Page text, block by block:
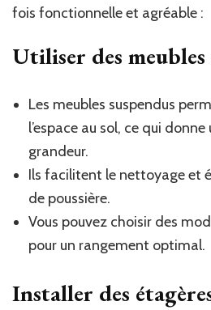
fois fonctionnelle et agréable :
Utiliser des meubles
Les meubles suspendus
l’espace au sol, ce qui
grandeur.
Ils facilitent le nettoyage et
de poussière.
Vous pouvez choisir des
pour un rangement optimal.
Installer des